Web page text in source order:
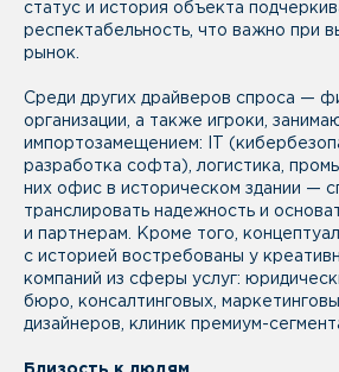
статус и история объекта
респектабельность, что важно при
рынок.
Среди других драйверов спроса —
организации, а также игроки,
импортозамещением: IT
разработка софта), логистика,
них офис в историческом здании —
транслировать надежность и
и партнерам. Кроме того,
с историей востребованы у
компаний из сферы услуг:
бюро, консалтинговых,
дизайнеров, клиник премиум-